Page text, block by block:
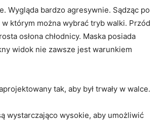
Wygląda bardzo agresywnie. Sądząc po
którym można wybrać tryb walki. Przód
osłona chłodnicy. Maska posiada
widok nie zawsze jest warunkiem
tak, aby był trwały w walce.
wystarczająco wysokie, aby umożliwić